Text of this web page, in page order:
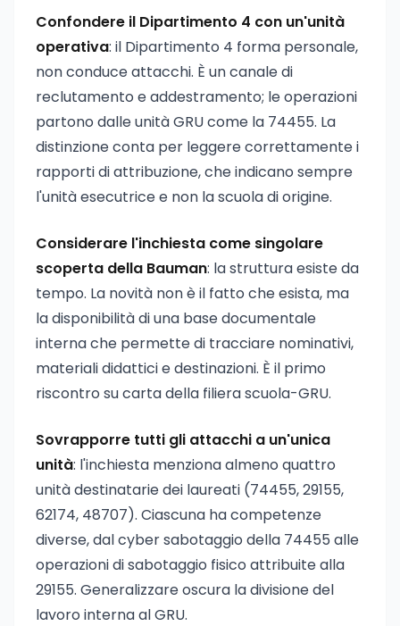
Confondere il Dipartimento 4 con un'unità
operativa: il Dipartimento 4 forma personale,
non conduce attacchi. È un canale di
reclutamento e addestramento; le operazioni
partono dalle unità GRU come la 74455. La
distinzione conta per leggere correttamente i
rapporti di attribuzione, che indicano sempre
l'unità esecutrice e non la scuola di origine.
Considerare l'inchiesta come singolare
scoperta della Bauman: la struttura esiste da
tempo. La novità non è il fatto che esista, ma
la disponibilità di una base documentale
interna che permette di tracciare nominativi,
materiali didattici e destinazioni. È il primo
riscontro su carta della filiera scuola-GRU.
Sovrapporre tutti gli attacchi a un'unica
unità: l'inchiesta menziona almeno quattro
unità destinatarie dei laureati (74455, 29155,
62174, 48707). Ciascuna ha competenze
diverse, dal cyber sabotaggio della 74455 alle
operazioni di sabotaggio fisico attribuite alla
29155. Generalizzare oscura la divisione del
lavoro interna al GRU.